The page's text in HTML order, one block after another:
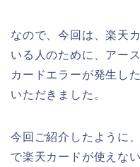
なので、今回は、楽天
いる人のために、アー
カードエラーが発生し
いただきました。
今回ご紹介したように
で楽天カードが使えな